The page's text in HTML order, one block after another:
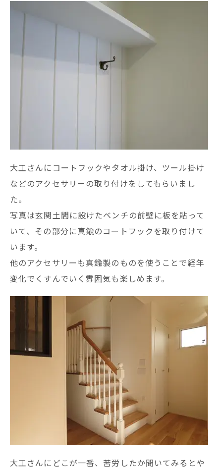
大工さんにコートフックやタオル掛け、ツール掛け
などのアクセサリーの取り付けをしてもらいまし
た。
写真は玄関土間に設けたベンチの前壁に板を貼って
いて、その部分に真鍮のコートフックを取り付けて
います。
他のアクセサリーも真鍮製のものを使うことで経年
変化でくすんでいく雰囲気も楽しめます。
大工さんにどこが一番、苦労したか聞いてみるとや